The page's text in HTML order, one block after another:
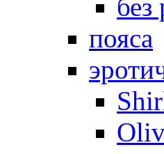
без
пояса